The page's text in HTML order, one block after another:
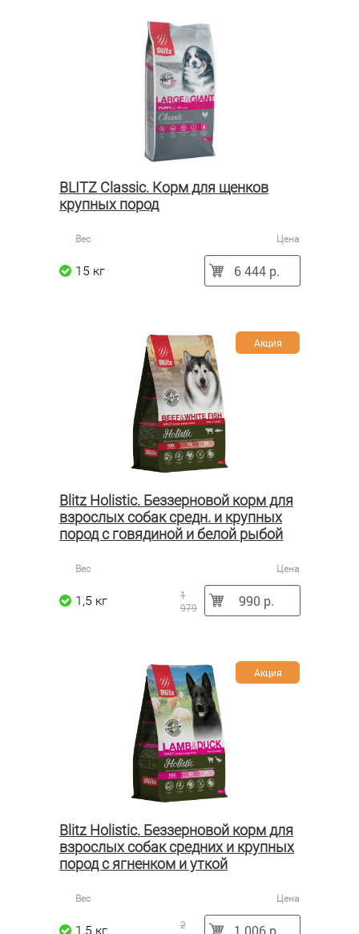
BLITZ Classic. Корм для щенков
крупных пород
Вес Цена
15 кг 6 444 р.
Акция
Blitz Holistic. Беззерновой корм для
взрослых собак средн. и крупных
пород с говядиной и белой рыбой
Вес Цена
1,5 кг
1
979
990 р.
Акция
Blitz Holistic. Беззерновой корм для
взрослых собак средних и крупных
пород с ягненком и уткой
Вес Цена
1,5 кг
2
1 006 р.